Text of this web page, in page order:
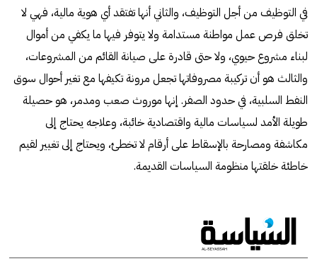
في التوظيف من أجل التوظيف، والثاني أنها تفتقد أي هوية مالية، فهي لا
تخلق فرص عمل مواطنة مستدامة ولا يتوفر فيها ما يكفي من أموال
لبناء مشروع حيوي، ولا حتى قادرة على صيانة القائم من المشروعات،
والثالث هو أن تركيبة مصروفاتها تجعل مرونة تكيفها مع تغير أحوال سوق
النفط السلبية، في حدود الصفر. إنها موروث صعب ومدمر، هو حصيلة
طويلة الأمد لسياسات مالية واقتصادية خائبة، وعلاجه يحتاج إلى
مكاشفة ومصارحة بالإسقاط على أرقام لا تخطئ، ويحتاج إلى تغيير لقيم
خاطئة خلقتها منظومة السياسات القديمة.